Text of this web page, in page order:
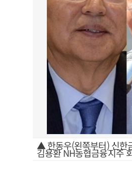
▲ 한동우(왼쪽부터) 신한
김용환 NH농협금융지주